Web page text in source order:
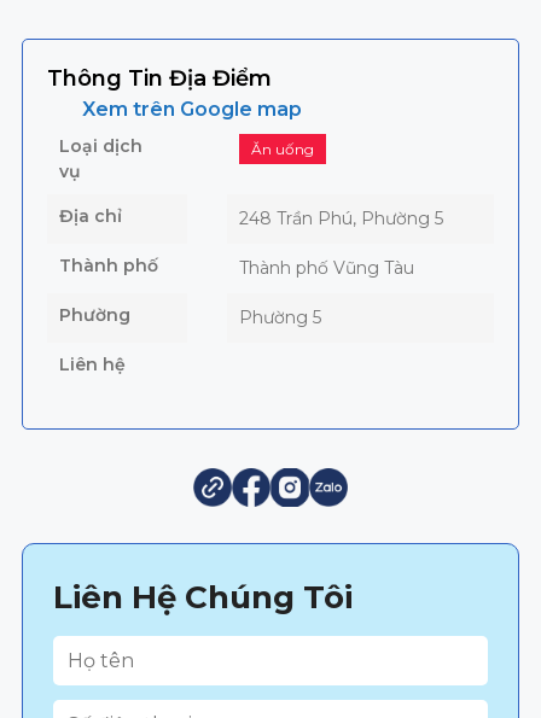
Thông Tin Địa Điểm
Xem trên Google map
Loại dịch
vụ
Ăn uống
Địa chỉ 248 Trần Phú, Phường 5
Thành phố Thành phố Vũng Tàu
Phường Phường 5
Liên hệ
Liên Hệ Chúng Tôi